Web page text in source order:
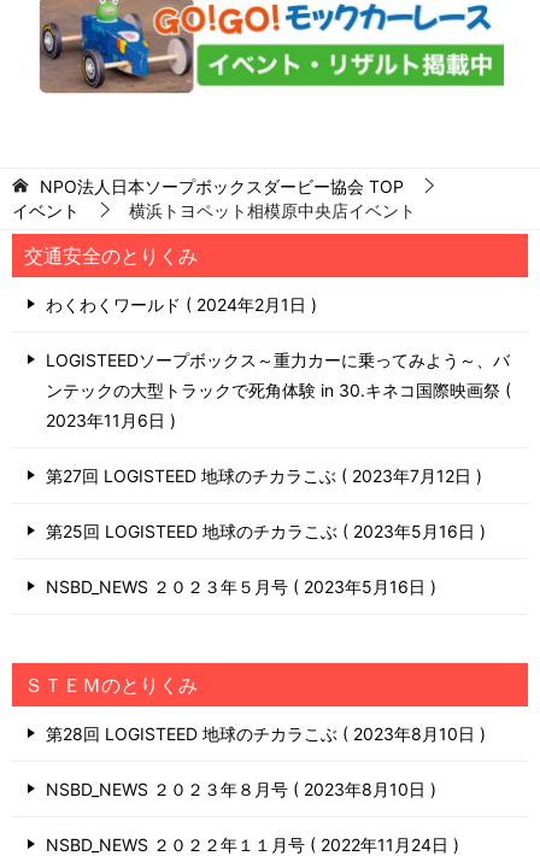
NPO法人日本ソープボックスダービー協会 TOP
イベント
横浜トヨペット相模原中央店イベント
交通安全のとりくみ
わくわくワールド 2024年2月1日
LOGISTEEDソープボックス～重力カーに乗ってみよう～、バ
ンテックの大型トラックで死角体験 in 30.キネコ国際映画祭
2023年11月6日
第27回 LOGISTEED 地球のチカラこぶ 2023年7月12日
第25回 LOGISTEED 地球のチカラこぶ 2023年5月16日
NSBD_NEWS ２０２３年５月号 2023年5月16日
ＳＴＥＭのとりくみ
第28回 LOGISTEED 地球のチカラこぶ 2023年8月10日
NSBD_NEWS ２０２３年８月号 2023年8月10日
NSBD_NEWS ２０２２年１１月号 2022年11月24日